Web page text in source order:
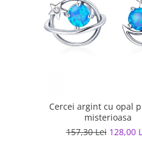
Cercei argint cu opal
misterioasa
157,30 Lei 128,00